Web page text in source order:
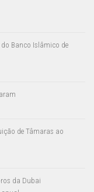
do Banco Islâmico de
de Tâmaras ao
da Dubai